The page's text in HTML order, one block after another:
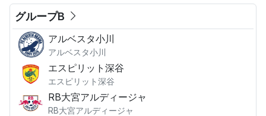
グループB
アルベスタ小川
アルベスタ小川
エスピリット深谷
エスピリット深谷
RB大宮アルディージャ
RB大宮アルディージャ